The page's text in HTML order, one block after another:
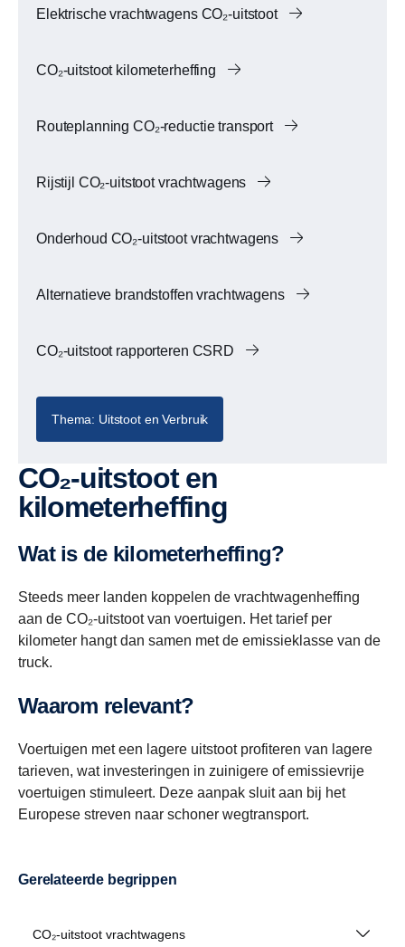
Elektrische vrachtwagens CO₂-uitstoot
CO₂-uitstoot kilometerheffing
Routeplanning CO₂-reductie transport
Rijstijl CO₂-uitstoot vrachtwagens
Onderhoud CO₂-uitstoot vrachtwagens
Alternatieve brandstoffen vrachtwagens
CO₂-uitstoot rapporteren CSRD
Thema: Uitstoot en Verbruik
CO₂-uitstoot en
kilometerheffing
Wat is de kilometerheffing?
Steeds meer landen koppelen de vrachtwagenheffing
aan de CO₂-uitstoot van voertuigen. Het tarief per
kilometer hangt dan samen met de emissieklasse van de
truck.
Waarom relevant?
Voertuigen met een lagere uitstoot profiteren van lagere
tarieven, wat investeringen in zuinigere of emissievrije
voertuigen stimuleert. Deze aanpak sluit aan bij het
Europese streven naar schoner wegtransport.
Gerelateerde begrippen
CO₂-uitstoot vrachtwagens